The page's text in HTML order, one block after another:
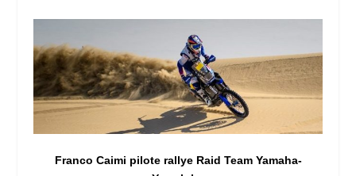
Franco Caimi pilote rallye Raid Team Yamaha-